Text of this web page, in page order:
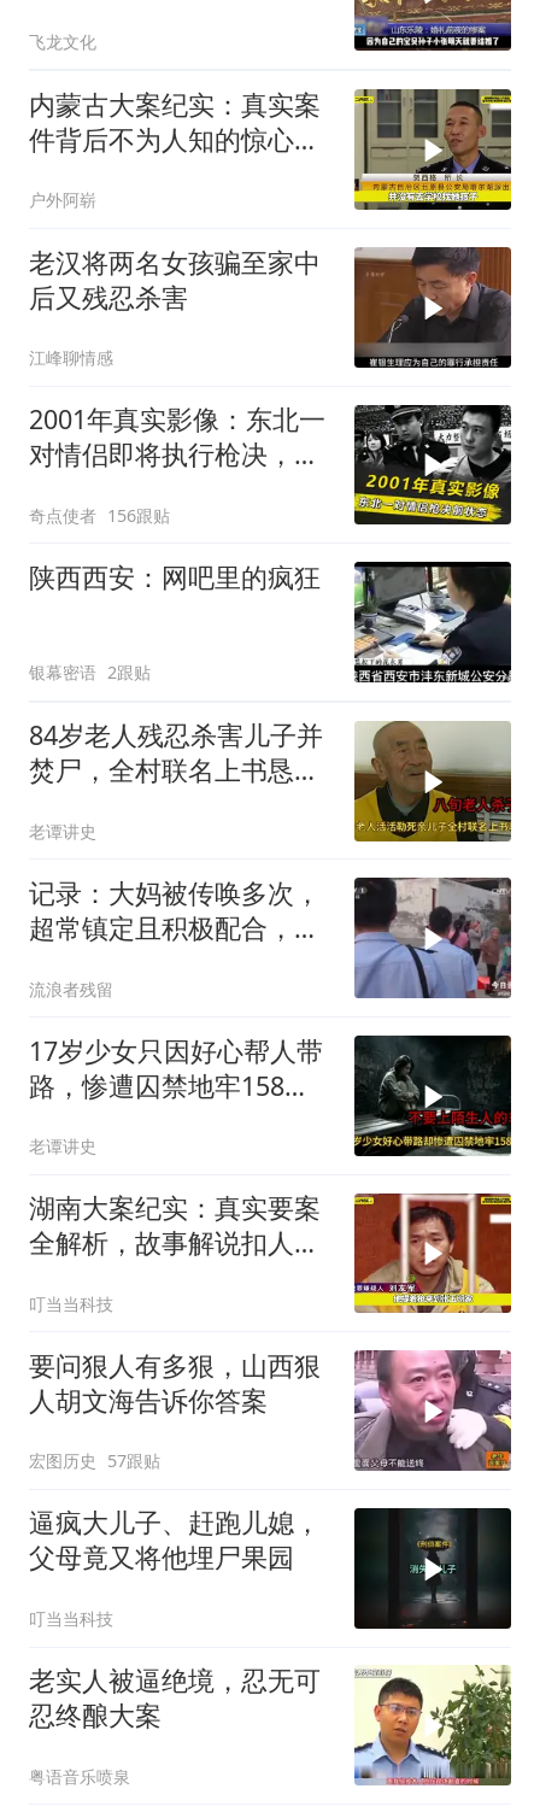
飞龙文化
内蒙古大案纪实：真实案
件背后不为人知的惊心真
户外阿崭
老汉将两名女孩骗至家中
后又残忍杀害
江峰聊情感
2001年真实影像：东北一
对情侣即将执行枪决，嬉
奇点使者 156跟贴
陕西西安：网吧里的疯狂
银幕密语 2跟贴
84岁老人残忍杀害儿子并
焚尸，全村联名上书恳求
落泪
老谭讲史
记录：大妈被传唤多次，
超常镇定且积极配合，反
流浪者残留
17岁少女只因好心帮人带
路，惨遭囚禁地牢158
老谭讲史
湖南大案纪实：真实要案
全解析，故事解说扣人心
叮当当科技
要问狠人有多狠，山西狠
人胡文海告诉你答案
宏图历史 57跟贴
逼疯大儿子、赶跑儿媳，
父母竟又将他埋尸果园
叮当当科技
老实人被逼绝境，忍无可
忍终酿大案
粤语音乐喷泉